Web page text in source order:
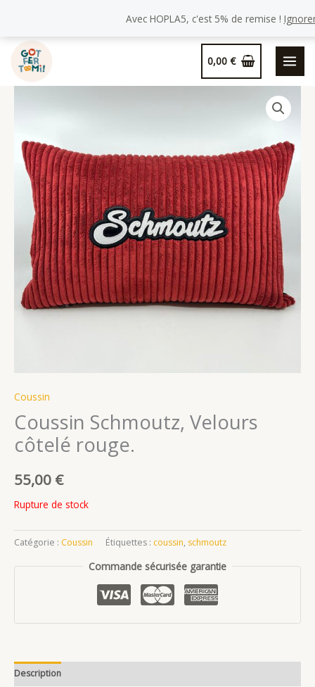
Avec HOPLA5, c'est 5% de remise !
0,00€
Coussin
Coussin Schmoutz, Velours
côtelé rouge.
55,00 €
Rupture de stock
Catégorie : Coussin Étiquettes : coussin, schmoutz
Commande sécurisée garantie
Description